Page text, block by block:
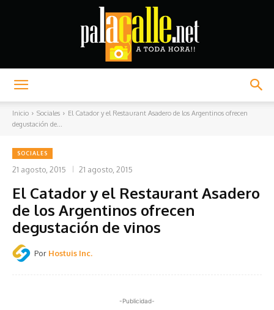
Inicio Sociales
El Catador y el Restaurant Asadero de los Argentinos ofrecen
degustación de...
SOCIALES
21 agosto, 2015 21 agosto, 2015
El Catador y el Restaurant Asadero
de los Argentinos ofrecen
degustación de vinos
Por Hostuis Inc.
-Publicidad-